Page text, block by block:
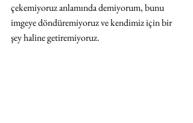
çekemiyoruz anlamında demiyorum, bunu
imgeye döndüremiyoruz ve kendimiz için bir
şey haline getiremiyoruz.